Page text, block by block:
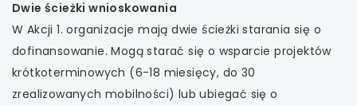
Dwie ścieżki wnioskowania
W Akcji 1. organizacje mają dwie ścieżki starania się o
dofinansowanie. Mogą starać się o wsparcie projektów
krótkoterminowych (6-18 miesięcy, do 30
zrealizowanych mobilności) lub ubiegać się o